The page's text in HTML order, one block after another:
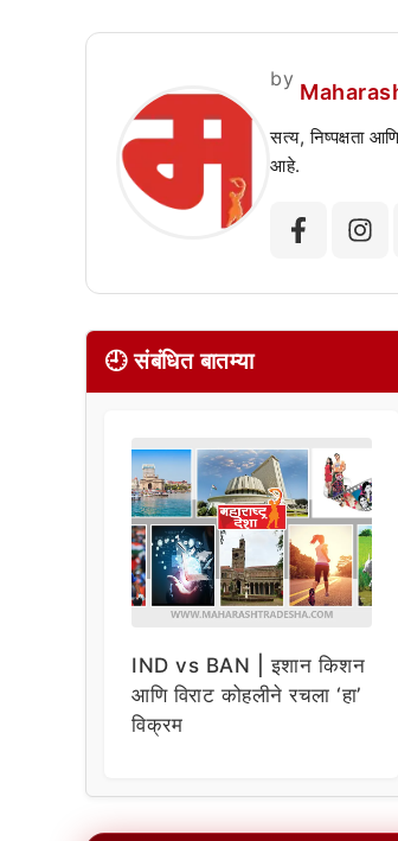
by
सत्य, निष्पक्षता
आहे.
🕘 संबंधित बातम्या
IND vs BAN | इशान किशन
आणि विराट कोहलीने रचला ‘हा’
विक्रम